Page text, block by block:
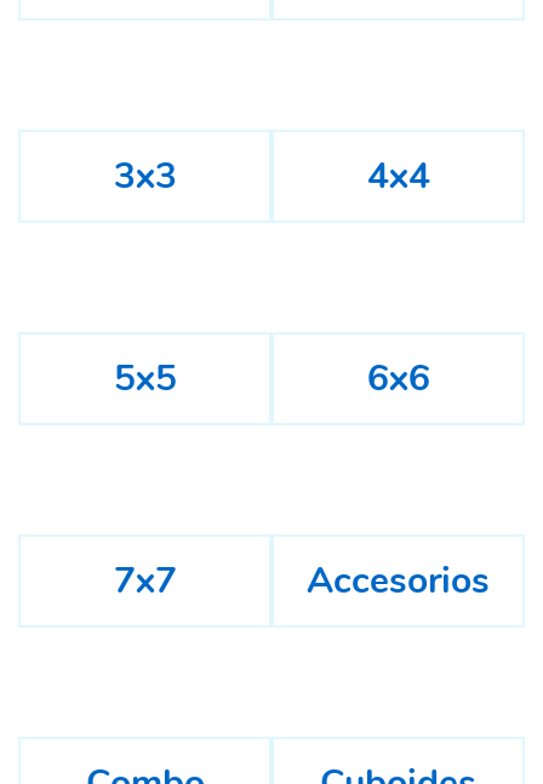
3x3 4x4
5x5 6x6
7x7 Accesorios